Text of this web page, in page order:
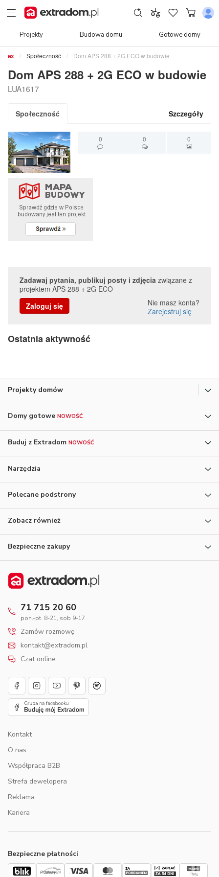
Projekty Budowa domu Gotowe domy
Społeczność Dom APS 288 + 2G ECO w budowie
Dom APS 288 + 2G ECO w budowie
LUA1617
Społeczność Szczegóły
0 0 0
Zadawaj pytania, publikuj posty i zdjęcia związane z
projektem APS 288 + 2G ECO
Zaloguj się
Nie masz konta?
Zarejestruj się
Ostatnia aktywność
Projekty domów
Domy gotowe NOWOŚĆ
Buduj z Extradom NOWOŚĆ
Narzędzia
Polecane podstrony
Zobacz również
Bezpieczne zakupy
71 715 20 60
pon.-pt. 8-21, sob 9-17
Zamów rozmowę
kontakt@extradom.pl
Czat online
Kontakt
O nas
Współpraca B2B
Strefa dewelopera
Reklama
Kariera
Bezpieczne płatności